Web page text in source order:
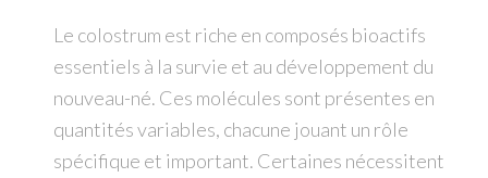
Le colostrum est riche en composés bioactifs
essentiels à la survie et au développement du
nouveau-né. Ces molécules sont présentes en
quantités variables, chacune jouant un rôle
spécifique et important. Certaines nécessitent